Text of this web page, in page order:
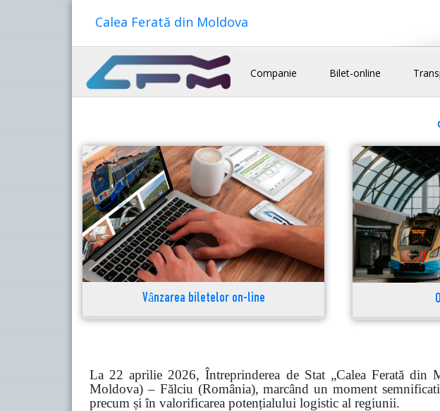
Calea Ferată din Moldova
Companie Bilet-online
Vânzarea biletelor on-line
La 22 aprilie 2026, Întreprinderea de Stat „Calea Ferată
Moldova) – Fălciu (România), marcând un moment
precum și în valorificarea potențialului logistic al regiunii.